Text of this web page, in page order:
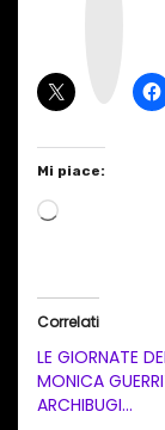
Mi piace:
C
a
m
Correlati
LE GIORNATE
MONICA
ARCHIBUGI…